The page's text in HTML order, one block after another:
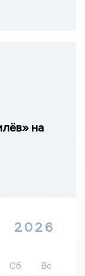
на
2026
Сб
Вс